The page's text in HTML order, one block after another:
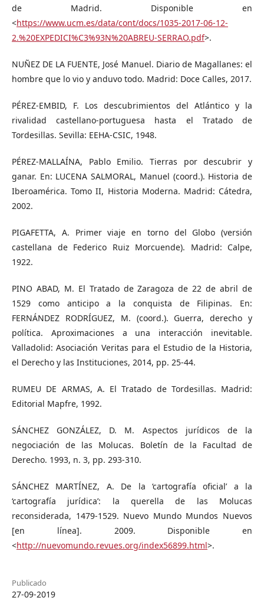
de Madrid. Disponible en
<https://www.ucm.es/data/cont/docs/1035-2017-06-12-
2.%20EXPEDICI%C3%93N%20ABREU-SERRAO.pdf>.
NUÑEZ DE LA FUENTE, José Manuel. Diario de Magallanes: el
hombre que lo vio y anduvo todo. Madrid: Doce Calles, 2017.
PÉREZ-EMBID, F. Los descubrimientos del Atlántico y la
rivalidad castellano-portuguesa hasta el Tratado de
Tordesillas. Sevilla: EEHA-CSIC, 1948.
PÉREZ-MALLAÍNA, Pablo Emilio. Tierras por descubrir y
ganar. En: LUCENA SALMORAL, Manuel (coord.). Historia de
Iberoamérica. Tomo II, Historia Moderna. Madrid: Cátedra,
2002.
PIGAFETTA, A. Primer viaje en torno del Globo (versión
castellana de Federico Ruiz Morcuende). Madrid: Calpe,
1922.
PINO ABAD, M. El Tratado de Zaragoza de 22 de abril de
1529 como anticipo a la conquista de Filipinas. En:
FERNÁNDEZ RODRÍGUEZ, M. (coord.). Guerra, derecho y
política. Aproximaciones a una interacción inevitable.
Valladolid: Asociación Veritas para el Estudio de la Historia,
el Derecho y las Instituciones, 2014, pp. 25-44.
RUMEU DE ARMAS, A. El Tratado de Tordesillas. Madrid:
Editorial Mapfre, 1992.
SÁNCHEZ GONZÁLEZ, D. M. Aspectos jurídicos de la
negociación de las Molucas. Boletín de la Facultad de
Derecho. 1993, n. 3, pp. 293-310.
SÁNCHEZ MARTÍNEZ, A. De la ‘cartografía oficial’ a la
‘cartografía jurídica’: la querella de las Molucas
reconsiderada, 1479-1529. Nuevo Mundo Mundos Nuevos
[en línea]. 2009. Disponible en
<http://nuevomundo.revues.org/index56899.html>.
Publicado
27-09-2019